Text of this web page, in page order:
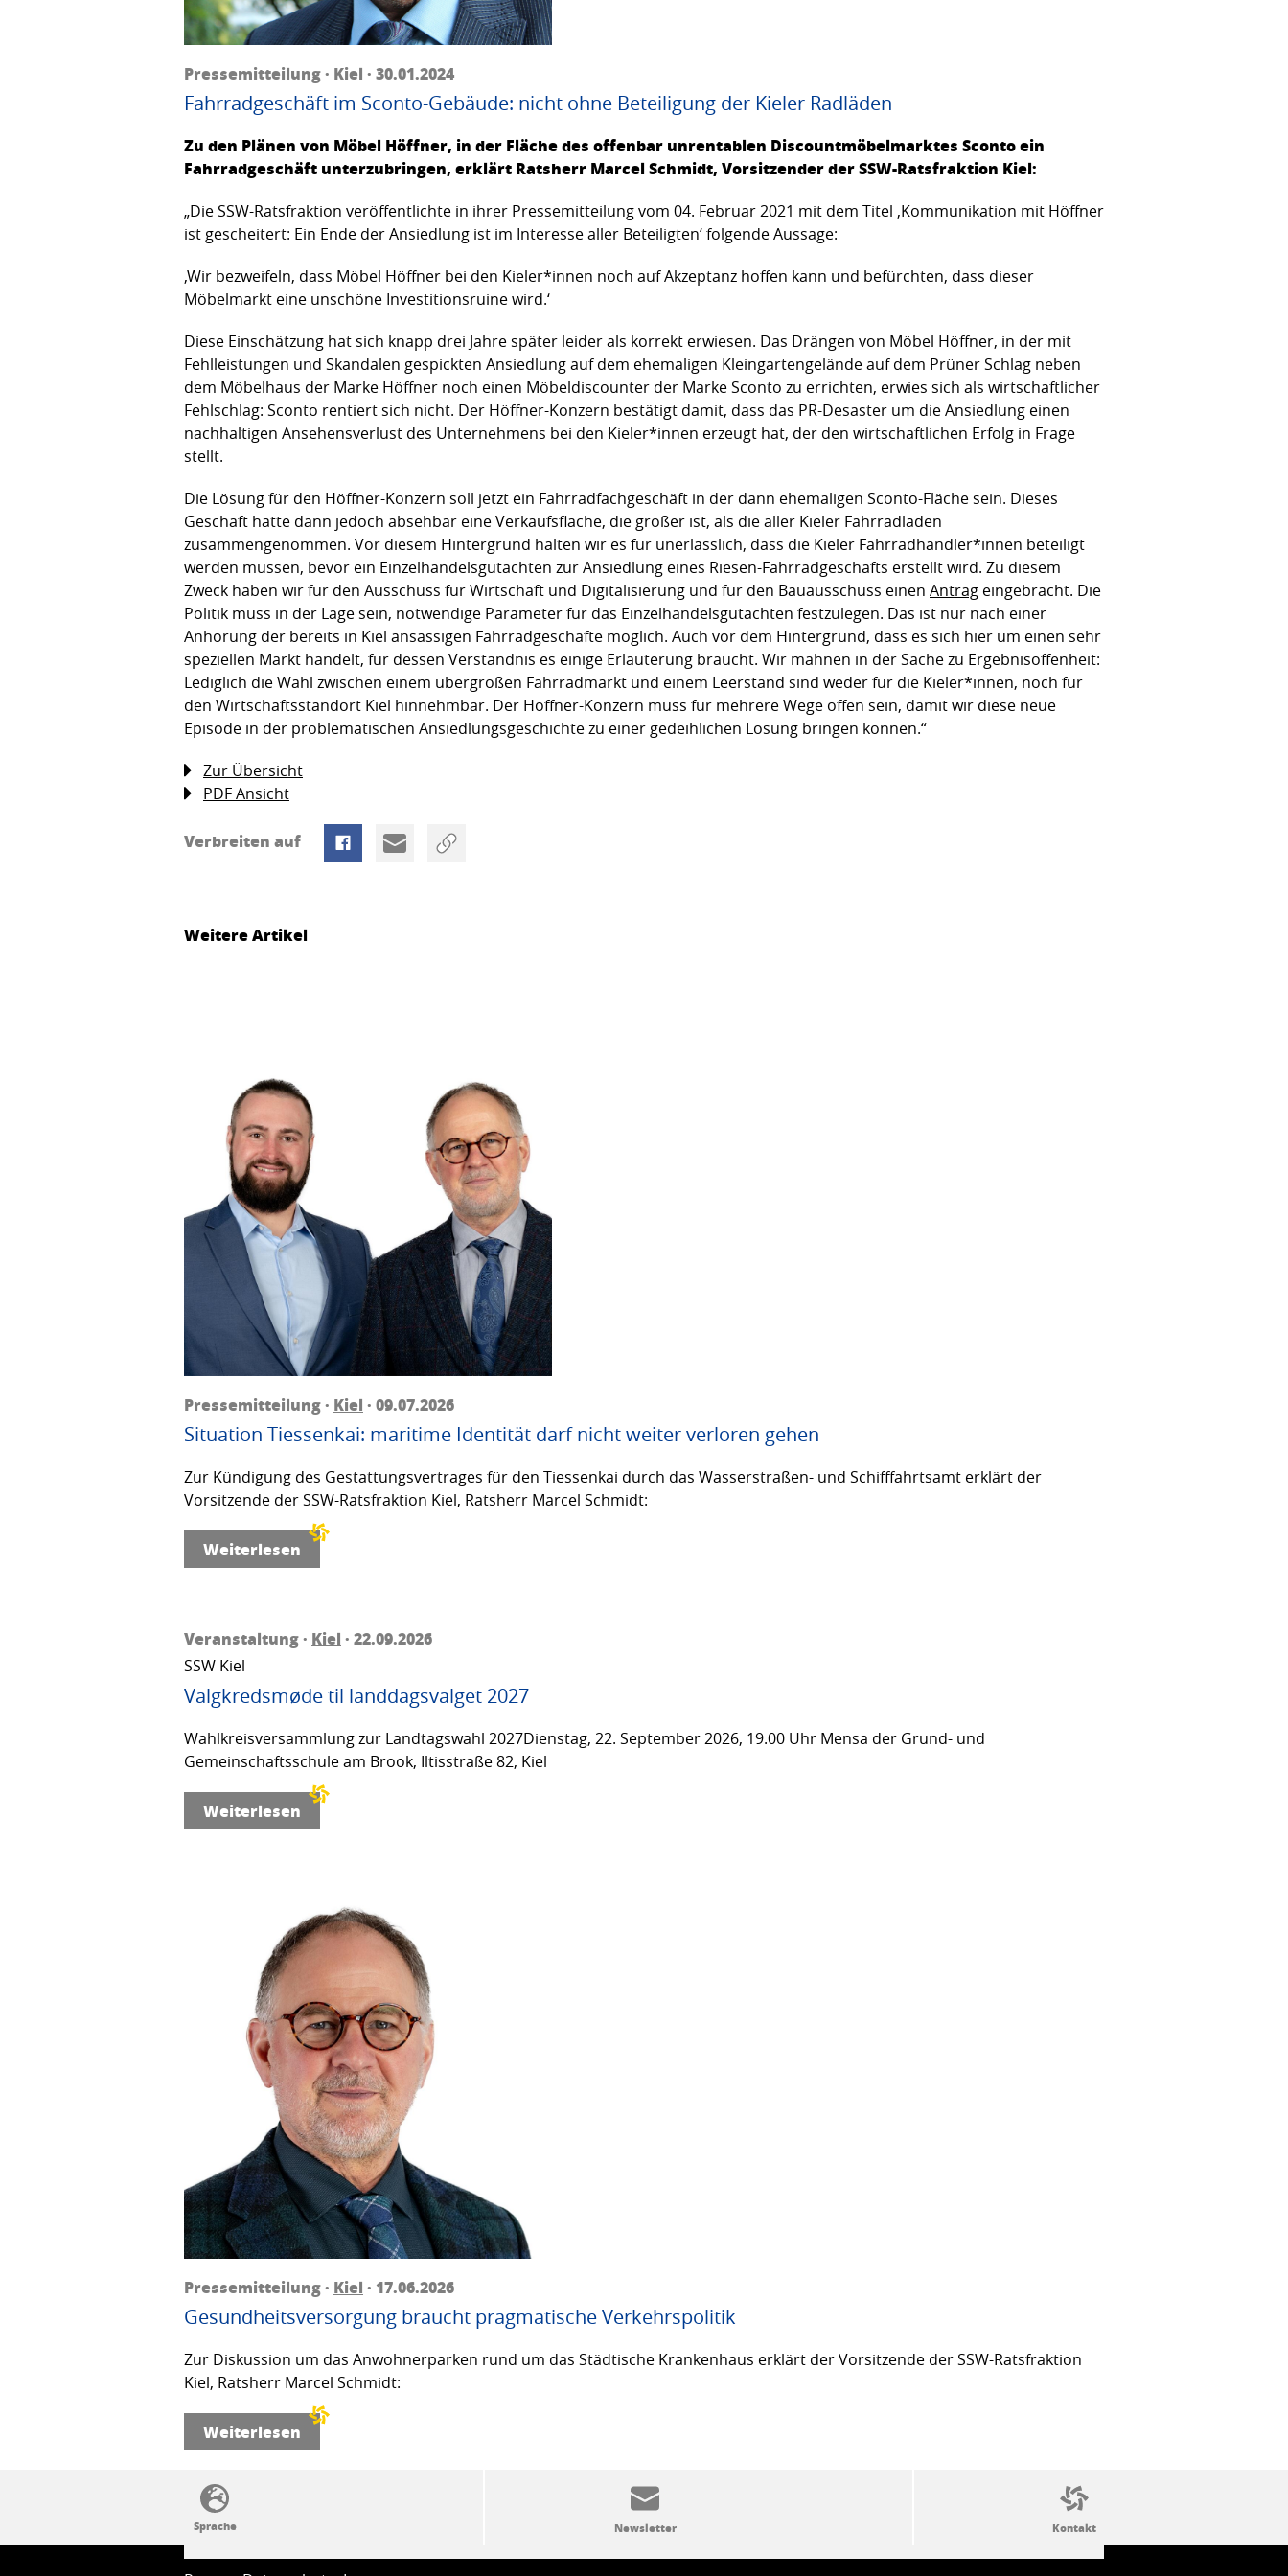
Pressemitteilung · Kiel · 30.01.2024
Fahrradgeschäft im Sconto-Gebäude: nicht ohne Beteiligung der Kieler Radläden
Zu den Plänen von Möbel Höffner, in der Fläche des offenbar unrentablen Discountmöbelmarktes Sconto ein
Fahrradgeschäft unterzubringen, erklärt Ratsherr Marcel Schmidt, Vorsitzender der SSW-Ratsfraktion Kiel:
„Die SSW-Ratsfraktion veröffentlichte in ihrer Pressemitteilung vom 04. Februar 2021 mit dem Titel ‚Kommunikation mit Höffner
ist gescheitert: Ein Ende der Ansiedlung ist im Interesse aller Beteiligten‘ folgende Aussage:
‚Wir bezweifeln, dass Möbel Höffner bei den Kieler*innen noch auf Akzeptanz hoffen kann und befürchten, dass dieser
Möbelmarkt eine unschöne Investitionsruine wird.‘
Diese Einschätzung hat sich knapp drei Jahre später leider als korrekt erwiesen. Das Drängen von Möbel Höffner, in der mit
Fehlleistungen und Skandalen gespickten Ansiedlung auf dem ehemaligen Kleingartengelände auf dem Prüner Schlag neben
dem Möbelhaus der Marke Höffner noch einen Möbeldiscounter der Marke Sconto zu errichten, erwies sich als wirtschaftlicher
Fehlschlag: Sconto rentiert sich nicht. Der Höffner-Konzern bestätigt damit, dass das PR-Desaster um die Ansiedlung einen
nachhaltigen Ansehensverlust des Unternehmens bei den Kieler*innen erzeugt hat, der den wirtschaftlichen Erfolg in Frage
stellt.
Die Lösung für den Höffner-Konzern soll jetzt ein Fahrradfachgeschäft in der dann ehemaligen Sconto-Fläche sein. Dieses
Geschäft hätte dann jedoch absehbar eine Verkaufsfläche, die größer ist, als die aller Kieler Fahrradläden
zusammengenommen. Vor diesem Hintergrund halten wir es für unerlässlich, dass die Kieler Fahrradhändler*innen beteiligt
werden müssen, bevor ein Einzelhandelsgutachten zur Ansiedlung eines Riesen-Fahrradgeschäfts erstellt wird. Zu diesem
Zweck haben wir für den Ausschuss für Wirtschaft und Digitalisierung und für den Bauausschuss einen Antrag eingebracht. Die
Politik muss in der Lage sein, notwendige Parameter für das Einzelhandelsgutachten festzulegen. Das ist nur nach einer
Anhörung der bereits in Kiel ansässigen Fahrradgeschäfte möglich. Auch vor dem Hintergrund, dass es sich hier um einen sehr
speziellen Markt handelt, für dessen Verständnis es einige Erläuterung braucht. Wir mahnen in der Sache zu Ergebnisoffenheit:
Lediglich die Wahl zwischen einem übergroßen Fahrradmarkt und einem Leerstand sind weder für die Kieler*innen, noch für
den Wirtschaftsstandort Kiel hinnehmbar. Der Höffner-Konzern muss für mehrere Wege offen sein, damit wir diese neue
Episode in der problematischen Ansiedlungsgeschichte zu einer gedeihlichen Lösung bringen können.“
Zur Übersicht
PDF Ansicht
Verbreiten auf
Weitere Artikel
Pressemitteilung · Kiel · 09.07.2026
Situation Tiessenkai: maritime Identität darf nicht weiter verloren gehen
Zur Kündigung des Gestattungsvertrages für den Tiessenkai durch das Wasserstraßen- und Schifffahrtsamt erklärt der
Vorsitzende der SSW-Ratsfraktion Kiel, Ratsherr Marcel Schmidt:
Weiterlesen
Veranstaltung · Kiel · 22.09.2026
SSW Kiel
Valgkredsmøde til landdagsvalget 2027
Wahlkreisversammlung zur Landtagswahl 2027Dienstag, 22. September 2026, 19.00 Uhr Mensa der Grund- und
Gemeinschaftsschule am Brook, Iltisstraße 82, Kiel
Weiterlesen
Pressemitteilung · Kiel · 17.06.2026
Gesundheitsversorgung braucht pragmatische Verkehrspolitik
Zur Diskussion um das Anwohnerparken rund um das Städtische Krankenhaus erklärt der Vorsitzende der SSW-Ratsfraktion
Kiel, Ratsherr Marcel Schmidt:
Weiterlesen
SSW-Politik von A bis Z